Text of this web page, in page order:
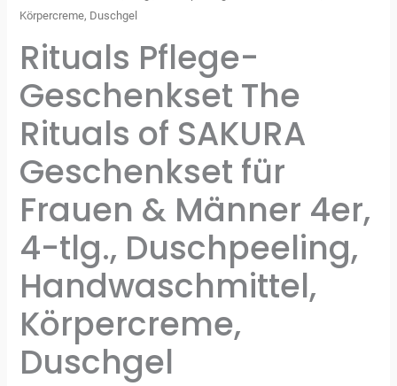
Körpercreme, Duschgel
Rituals Pflege-
Geschenkset The
Rituals of SAKURA
Geschenkset für
Frauen & Männer 4er,
4-tlg., Duschpeeling,
Handwaschmittel,
Körpercreme,
Duschgel